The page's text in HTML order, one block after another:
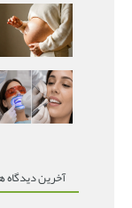
آخرین دیدگاه